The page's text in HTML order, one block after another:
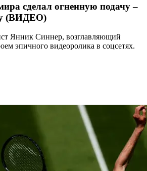
сделал огненную подачу –
(ВИДЕО)
Янник Синнер, возглавляющий
эпичного видеоролика в соцсетях.